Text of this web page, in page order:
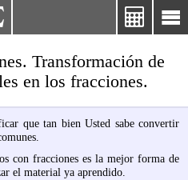


Transformación de
en los fracciones.
que tan bien Usted sabe convertir
con fracciones es la mejor forma de
el material ya aprendido.